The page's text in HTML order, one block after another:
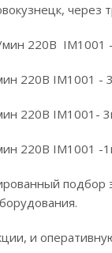
220В IM1001
220В IM1001 -
220В IM1001-
220В IM1001 -
подбор
и